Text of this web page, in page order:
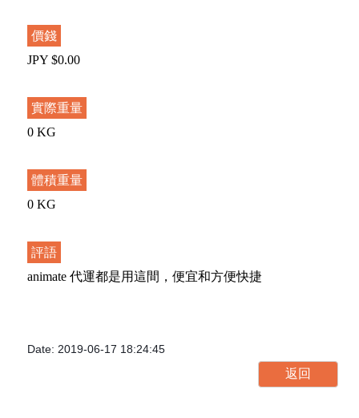
價錢
JPY $0.00
實際重量
0 KG
體積重量
0 KG
評語
animate 代運都是用這間，便宜和方便快捷
Date: 2019-06-17 18:24:45